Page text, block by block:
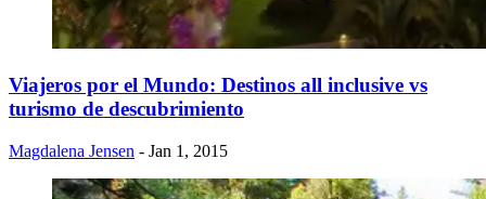
​Viajeros por el Mundo: Destinos all inclusive vs
turismo de descubrimiento
Magdalena Jensen - Jan 1, 2015